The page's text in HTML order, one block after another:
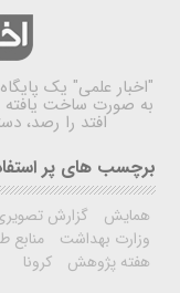
"اخبار علمی" یک
به صورت ساخت یافته
افتد را رصد،
برچسب های پر
همایش گزارش
وزارت بهداشت
منابع
هفته پژوهش
کرونا